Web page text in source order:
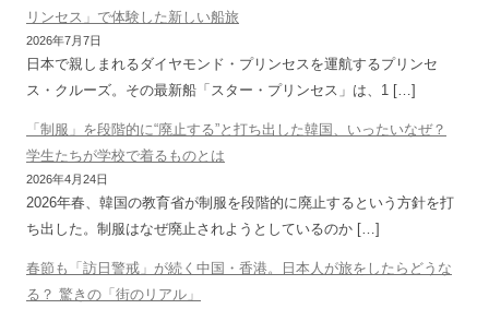
リンセス」で体験した新しい船旅
2026年7月7日
日本で親しまれるダイヤモンド・プリンセスを運航するプリンセ
ス・クルーズ。その最新船「スター・プリンセス」は、1 […]
「制服」を段階的に“廃止する”と打ち出した韓国、いったいなぜ？
学生たちが学校で着るものとは
2026年4月24日
2026年春、韓国の教育省が制服を段階的に廃止するという方針を打
ち出した。制服はなぜ廃止されようとしているのか […]
春節も「訪日警戒」が続く中国・香港。日本人が旅をしたらどうな
る？ 驚きの「街のリアル」